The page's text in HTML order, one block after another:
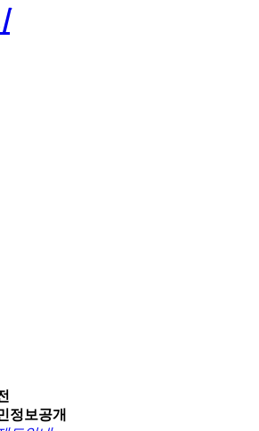
정보공개